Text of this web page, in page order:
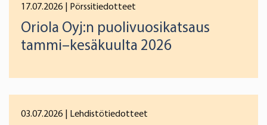
17.07.2026 | Pörssitiedotteet
Oriola Oyj:n puolivuosikatsaus
tammi–kesäkuulta 2026
03.07.2026 | Lehdistötiedotteet